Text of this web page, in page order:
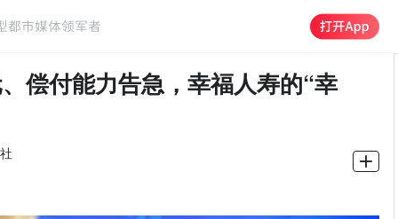
偿付能力告急，幸福人寿的“幸